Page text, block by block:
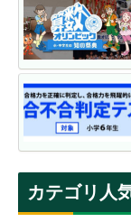
カテゴリ人